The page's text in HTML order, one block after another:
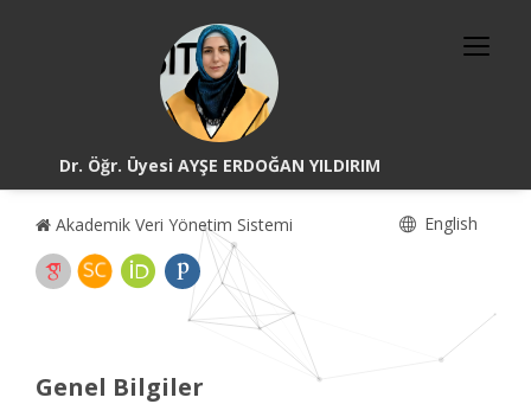
Dr. Öğr. Üyesi AYŞE ERDOĞAN YILDIRIM
Akademik Veri Yönetim Sistemi English
Genel Bilgiler